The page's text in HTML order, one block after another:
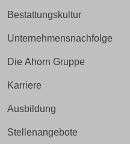
Bestattungskultur
Unternehmensnachfolge
Die Ahorn Gruppe
Karriere
Ausbildung
Stellenangebote